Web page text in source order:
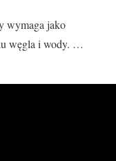
wymaga jako
węgla i wody. …